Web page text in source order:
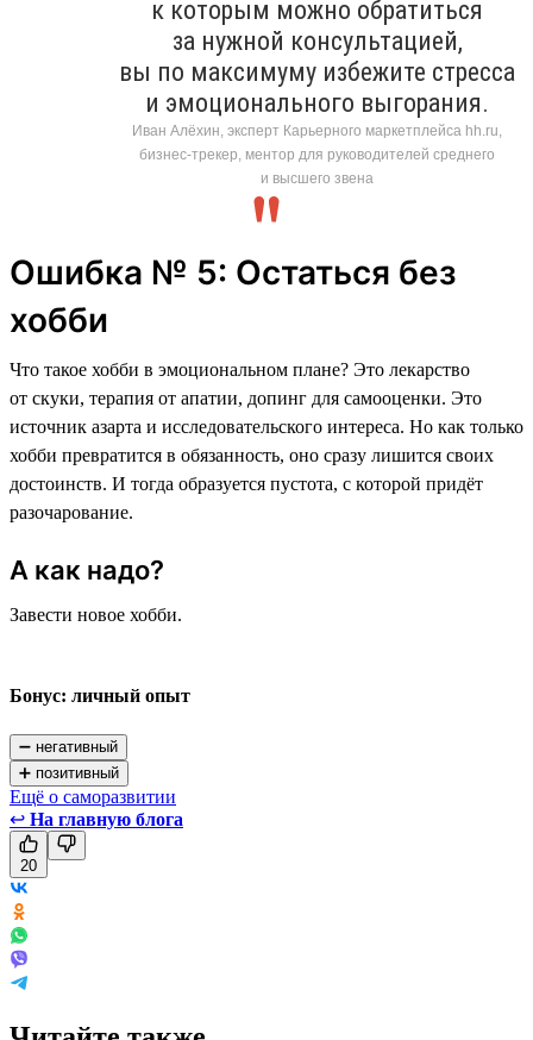
к которым можно обратиться
за нужной консультацией,
вы по максимуму избежите стресса
и эмоционального выгорания.
Иван Алёхин, эксперт Карьерного маркетплейса hh.ru,
бизнес-трекер, ментор для руководителей среднего
и высшего звена
Ошибка № 5: Остаться без
хобби
Что такое хобби в эмоциональном плане? Это лекарство
от скуки, терапия от апатии, допинг для самооценки. Это
источник азарта и исследовательского интереса. Но как только
хобби превратится в обязанность, оно сразу лишится своих
достоинств. И тогда образуется пустота, с которой придёт
разочарование.
А как надо?
Завести новое хобби.
Бонус: личный опыт
➖ негативный
➕ позитивный
Ещё о саморазвитии
↩ На главную блога
20